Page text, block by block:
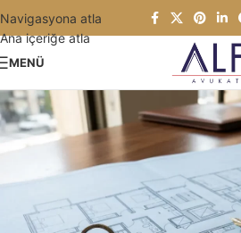
Navigasyona atla
Ana içeriğe atla
MENÜ